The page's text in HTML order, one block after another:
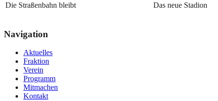
Die Straßenbahn bleibt Das neue Stadion
Navigation
Aktuelles
Fraktion
Verein
Programm
Mitmachen
Kontakt